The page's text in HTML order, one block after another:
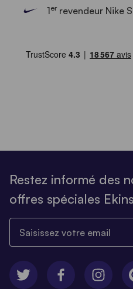
1errevendeur Nike
Restez informé des
offres spéciales